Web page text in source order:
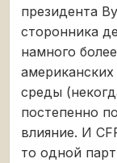
президента
сторонника
намного
среды
постепенно
влияние. И
то одной